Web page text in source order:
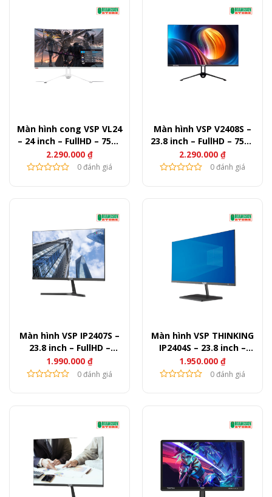
Màn hình cong VSP VL24
– 24 inch – FullHD – 75Hz
– 250nits
2.290.000 ₫
0 đánh giá
Màn hình VSP V2408S –
23.8 inch – FullHD – 75Hz
– 250nits
2.290.000 ₫
0 đánh giá
Màn hình VSP IP2407S –
23.8 inch – FullHD –
100Hz – 250nits
1.990.000 ₫
0 đánh giá
Màn hình VSP THINKING
IP2404S – 23.8 inch –
FullHD – 75Hz – 250nits
1.950.000 ₫
0 đánh giá